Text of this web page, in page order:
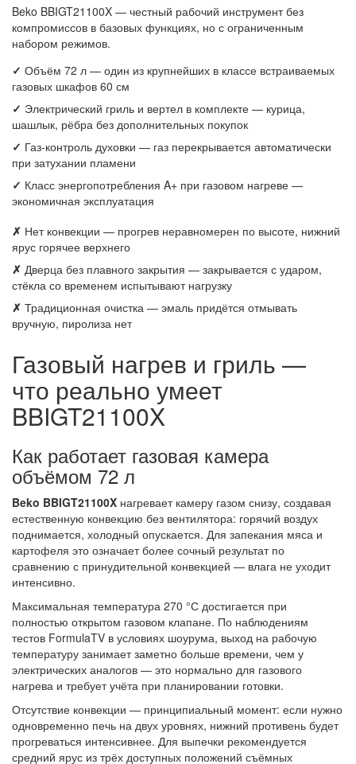
Beko BBIGT21100X — честный рабочий инструмент без
компромиссов в базовых функциях, но с ограниченным
набором режимов.
✓ Объём 72 л — один из крупнейших в классе встраиваемых
газовых шкафов 60 см
✓ Электрический гриль и вертел в комплекте — курица,
шашлык, рёбра без дополнительных покупок
✓ Газ-контроль духовки — газ перекрывается автоматически
при затухании пламени
✓ Класс энергопотребления A+ при газовом нагреве —
экономичная эксплуатация
✗ Нет конвекции — прогрев неравномерен по высоте, нижний
ярус горячее верхнего
✗ Дверца без плавного закрытия — закрывается с ударом,
стёкла со временем испытывают нагрузку
✗ Традиционная очистка — эмаль придётся отмывать
вручную, пиролиза нет
Газовый нагрев и гриль —
что реально умеет
BBIGT21100X
Как работает газовая камера
объёмом 72 л
Beko BBIGT21100X нагревает камеру газом снизу, создавая
естественную конвекцию без вентилятора: горячий воздух
поднимается, холодный опускается. Для запекания мяса и
картофеля это означает более сочный результат по
сравнению с принудительной конвекцией — влага не уходит
интенсивно.
Максимальная температура 270 °С достигается при
полностью открытом газовом клапане. По наблюдениям
тестов FormulaTV в условиях шоурума, выход на рабочую
температуру занимает заметно больше времени, чем у
электрических аналогов — это нормально для газового
нагрева и требует учёта при планировании готовки.
Отсутствие конвекции — принципиальный момент: если нужно
одновременно печь на двух уровнях, нижний противень будет
прогреваться интенсивнее. Для выпечки рекомендуется
средний ярус из трёх доступных положений съёмных